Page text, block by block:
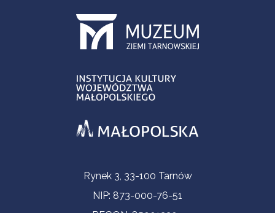
Informacje kontaktoweRynek 3, 33-100 Tarnów
NIP: 873-000-76-51